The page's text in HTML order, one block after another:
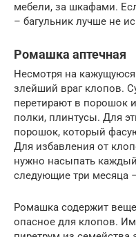
мебели, за шкафами.
– багульник лучше не
Ромашка аптечная
Несмотря на
злейший враг клопов.
перетирают в порошок
полки, плинтусы. Для
порошок, который
Для избавления от
нужно насыпать
следующие три месяца
Ромашка содержит
опасное для клопов.